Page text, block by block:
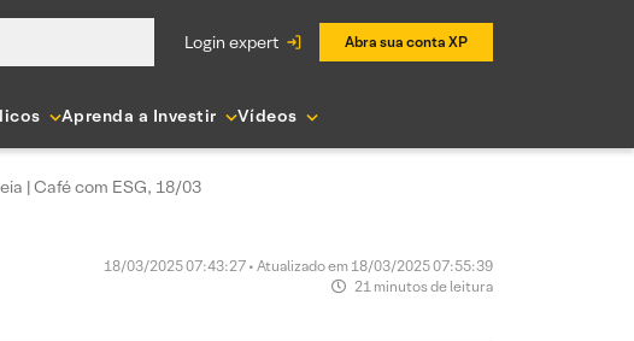
login expert Abra sua conta XP
Aprenda a Investir Vídeos
| Café com ESG, 18/03
18/03/2025 07:43:27 • Atualizado em 18/03/2025 07:55:39
21 minutos de leitura